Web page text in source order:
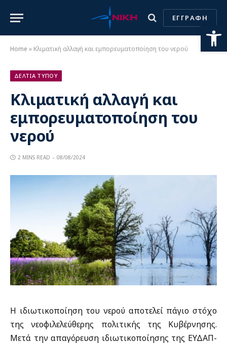
ΕΓΓΡΑΦΗ
Home » Κλιματική αλλαγή και εμπορευματοποίηση του νερού
ΔΕΛΤΙΑ ΤΥΠΟΥ
Κλιματική αλλαγή και
εμπορευματοποίηση του
νερού
2 MINS READ 08/08/2024
Η ιδιωτικοποίηση του νερού αποτελεί πάγιο στόχο
της νεοφιλελεύθερης πολιτικής της Κυβέρνησης.
Μετά την απαγόρευση ιδιωτικοποίησης της ΕΥΔΑΠ-